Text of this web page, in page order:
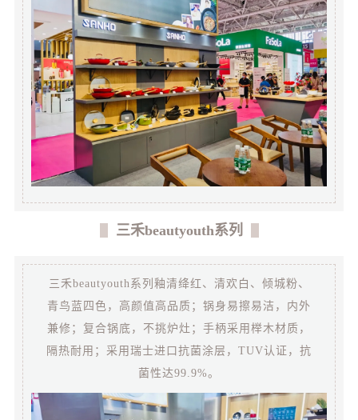
三禾beautyouth系列
三禾beautyouth系列釉清绛红、清欢白、倾城粉、
青鸟蓝四色，高颜值高品质；锅身易擦易洁，内外
兼修；复合锅底，不挑炉灶；手柄采用榉木材质，
隔热耐用；采用瑞士进口抗菌涂层，TUV认证，抗
菌性达99.9%。